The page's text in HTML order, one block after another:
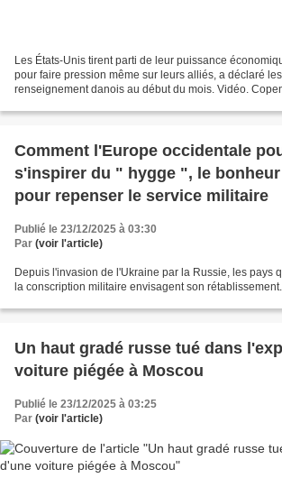
Les États-Unis tirent parti de leur puissance
pour faire pression même sur leurs alliés, a déclaré
renseignement danois au début du mois. Vidéo.
Comment l'Europe occidentale
s'inspirer du " hygge ", le bonheur
pour repenser le service militaire
Publié le 23/12/2025 à 03:30
Par (voir l'article)
Depuis l'invasion de l'Ukraine par la Russie, les pays
la conscription militaire envisagent son rétablissement.
Un haut gradé russe tué dans
voiture piégée à Moscou
Publié le 23/12/2025 à 03:25
Par (voir l'article)